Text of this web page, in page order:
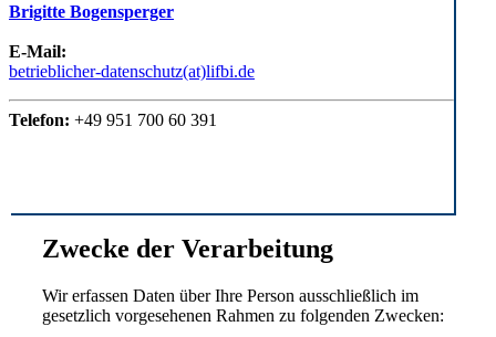
Brigitte Bogensperger
E-Mail:
betrieblicher-datenschutz(at)lifbi.de
Telefon: +49 951 700 60 391
Zwecke der Verarbeitung
Wir erfassen Daten über Ihre Person ausschließlich im
gesetzlich vorgesehenen Rahmen zu folgenden Zwecken: